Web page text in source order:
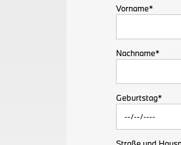
Vorname*
Nachname*
Geburtstag*